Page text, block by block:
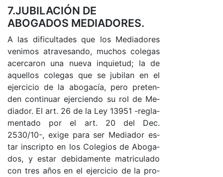
7.JUBILACIÓN DE
ABOGADOS MEDIADORES.
A las di­fi­cul­ta­des que los Me­dia­do­res
ve­ni­mos atra­ve­san­do, mu­chos co­le­gas
acer­ca­ron una nue­va in­quie­tu­d; la de
aque­llos co­le­gas que se ju­bi­lan en el
ejer­ci­cio de la abo­ga­cía, pe­ro pre­ten­
den con­ti­nuar ejer­cien­do su rol de Me­
dia­do­r. El ar­t. 26 de la Ley 13951 -re­gla­
men­ta­do por el ar­t. 20 del De­c.
2530/10-, exi­ge pa­ra ser Me­dia­dor es­
tar ins­crip­to en los Co­le­gios de Abo­ga­
do­s, y es­tar de­bi­da­men­te ma­tri­cu­la­do
con tres años en el ejer­ci­cio de la pro­